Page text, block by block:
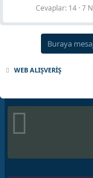
Cevaplar 14 7
Buraya
WEB ALIŞVERİŞ